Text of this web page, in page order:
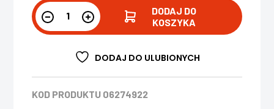
DODAJ DO
KOSZYKA
DODAJ DO ULUBIONYCH
KOD PRODUKTU 06274922